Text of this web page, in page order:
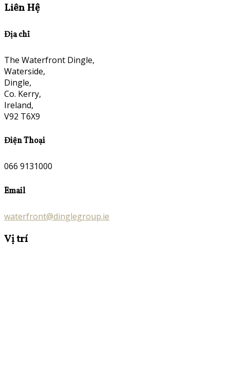
Liên Hệ
Địa chỉ
The Waterfront Dingle,
Waterside,
Dingle,
Co. Kerry,
Ireland,
V92 T6X9
Điện Thoại
066 9131000
Email
waterfront@dinglegroup.ie
Vị trí